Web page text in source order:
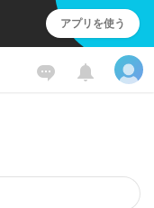
アプリを使う